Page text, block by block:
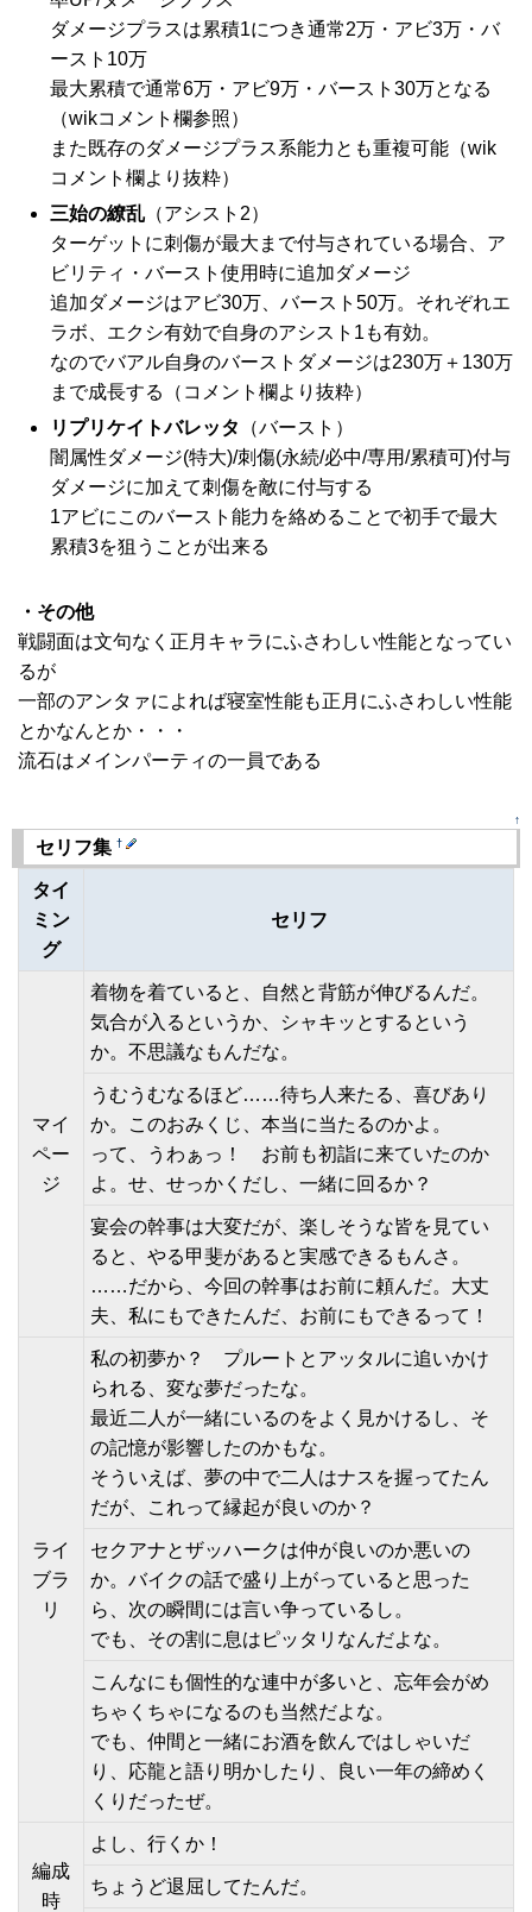
ダメージプラスは累積1につき通常2万・アビ3万・バ
ースト10万
最大累積で通常6万・アビ9万・バースト30万となる
（wikコメント欄参照）
また既存のダメージプラス系能力とも重複可能（wik
コメント欄より抜粋）
三始の繚乱 （アシスト2）
ターゲットに刺傷が最大まで付与されている場合、ア
ビリティ・バースト使用時に追加ダメージ
追加ダメージはアビ30万、バースト50万。それぞれエ
ラボ、エクシ有効で自身のアシスト1も有効。
なのでバアル自身のバーストダメージは230万＋130万
まで成長する（コメント欄より抜粋）
リプリケイトバレッタ
（バースト）
闇属性ダメージ(特大)/刺傷(永続/必中/専用/累積可)付与
ダメージに加えて刺傷を敵に付与する
1アビにこのバースト能力を絡めることで初手で最大
累積3を狙うことが出来る
・その他
戦闘面は文句なく正月キャラにふさわしい性能となってい
るが
一部のアンタァによれば寝室性能も正月にふさわしい性能
とかなんとか・・・
流石はメインパーティの一員である
↑
セリフ集 †
タイ
ミン
グ
セリフ
マイ
ペー
ジ
着物を着ていると、自然と背筋が伸びるんだ。
気合が入るというか、シャキッとするという
か。不思議なもんだな。
うむうむなるほど……待ち人来たる、喜びあり
か。このおみくじ、本当に当たるのかよ。
って、うわぁっ！ お前も初詣に来ていたのか
よ。せ、せっかくだし、一緒に回るか？
宴会の幹事は大変だが、楽しそうな皆を見てい
ると、やる甲斐があると実感できるもんさ。
……だから、今回の幹事はお前に頼んだ。大丈
夫、私にもできたんだ、お前にもできるって！
ライ
ブラ
リ
私の初夢か？ プルートとアッタルに追いかけ
られる、変な夢だったな。
最近二人が一緒にいるのをよく見かけるし、そ
の記憶が影響したのかもな。
そういえば、夢の中で二人はナスを握ってたん
だが、これって縁起が良いのか？
セクアナとザッハークは仲が良いのか悪いの
か。バイクの話で盛り上がっていると思った
ら、次の瞬間には言い争っているし。
でも、その割に息はピッタリなんだよな。
こんなにも個性的な連中が多いと、忘年会がめ
ちゃくちゃになるのも当然だよな。
でも、仲間と一緒にお酒を飲んではしゃいだ
り、応龍と語り明かしたり、良い一年の締めく
くりだったぜ。
編成
時
よし、行くか！
ちょうど退屈してたんだ。